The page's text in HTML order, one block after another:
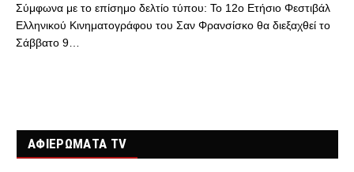
Σύμφωνα με τo επίσημο δελτίο τύπου: Το 12ο Ετήσιο Φεστιβάλ
Ελληνικού Κινηματογράφου του Σαν Φρανσίσκο θα διεξαχθεί το
Σάββατο 9…
ΑΦΙΕΡΩΜΑΤΑ TV